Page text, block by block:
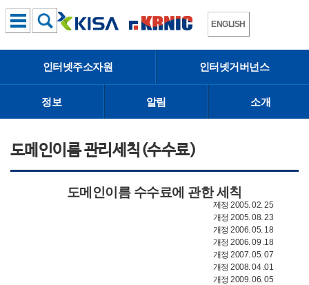
ENGLISH
인터넷주소자원 인터넷거버넌스
정보 알림 소개
도메인이름 관리세칙(수수료)
도메인이름 수수료에 관한 세칙
제정 2005. 02. 25
개정 2005. 08. 23
개정 2006. 05. 18
개정 2006. 09 .18
개정 2007. 05. 07
개정 2008. 04 .01
개정 2009. 06. 05